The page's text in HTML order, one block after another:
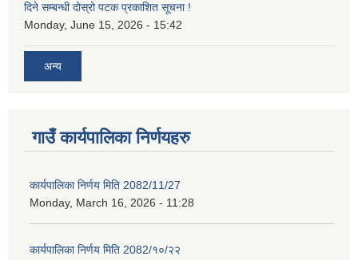
दिने सम्बन्धी दोस्रो पटक प्रकाशित सूचना !
Monday, June 15, 2026 - 15:42
अन्य
गाउँ कार्यपालिका निर्णयहरु
कार्यपालिका निर्णय मिति 2082/11/27
Monday, March 16, 2026 - 11:28
कार्यपालिका निर्णय मिति 2082/१०/२२